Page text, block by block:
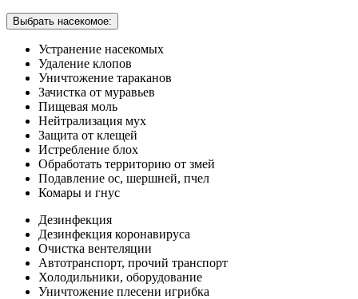
Выбрать насекомое:
Устранение насекомых
Удаление клопов
Уничтожение тараканов
Зачистка от муравьев
Пищевая моль
Нейтрализация мух
Защита от клещей
Истребление блох
Обработать территорию от змей
Подавление ос, шершней, пчел
Комары и гнус
Дезинфекция
Дезинфекция коронавируса
Очистка вентеляции
Автотранспорт, прочий транспорт
Холодильники, оборудование
Уничтожение плесени игрибка